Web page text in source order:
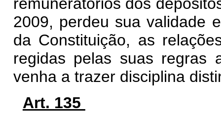
2009, perdeu sua validade
da Constituição, as
regidas pelas suas regras
venha a trazer disciplina
Art. 135